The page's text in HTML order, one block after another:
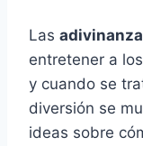
Las
entretener a
y cuando se
diversión se
ideas sobre